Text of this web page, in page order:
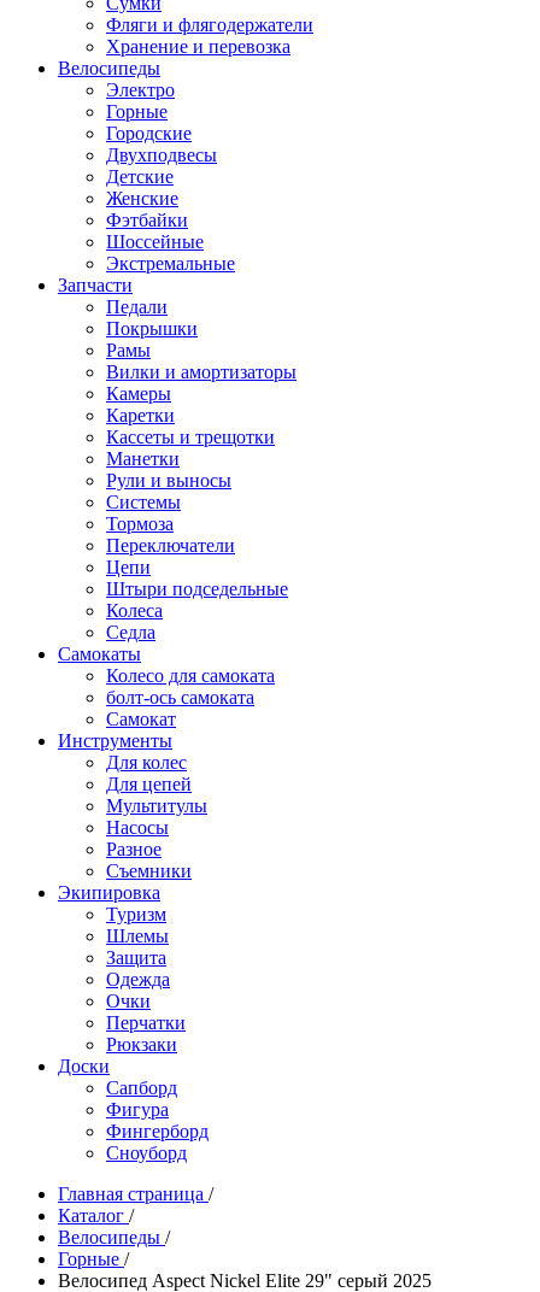
Фляги и флягодержатели
Хранение и перевозка
Велосипеды
Электро
Горные
Городские
Двухподвесы
Детские
Женские
Фэтбайки
Шоссейные
Экстремальные
Запчасти
Педали
Покрышки
Рамы
Вилки и амортизаторы
Камеры
Каретки
Кассеты и трещотки
Манетки
Рули и выносы
Системы
Тормоза
Переключатели
Цепи
Штыри подседельные
Колеса
Седла
Самокаты
Колесо для самоката
болт-ось самоката
Самокат
Инструменты
Для колес
Для цепей
Мультитулы
Насосы
Разное
Съемники
Экипировка
Туризм
Шлемы
Защита
Одежда
Очки
Перчатки
Рюкзаки
Доски
Сапборд
Фигура
Фингерборд
Сноуборд
Главная страница /
Каталог /
Велосипеды /
Горные /
Велосипед Aspect Nickel Elite 29" серый 2025